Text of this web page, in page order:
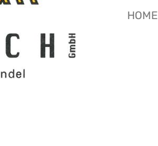
HOME